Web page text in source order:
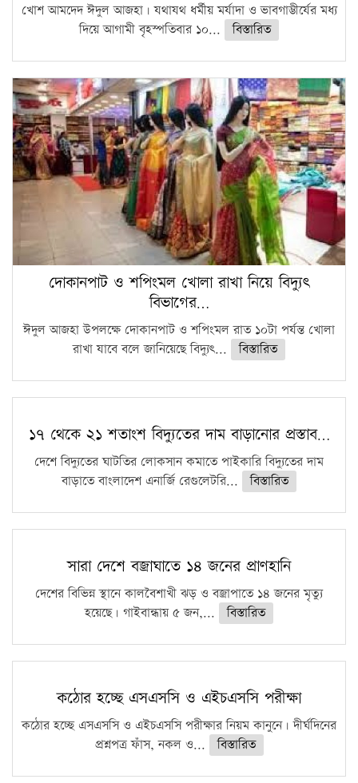
খোশ আমদেদ ঈদুল আজহা। যথাযথ ধর্মীয় মর্যাদা ও ভাবগাম্ভীর্যের মধ্য
দিয়ে আগামী বৃহস্পতিবার ১০...
বিস্তারিত
দোকানপাট ও শপিংমল খোলা রাখা নিয়ে বিদ্যুৎ
বিভাগের…
ঈদুল আজহা উপলক্ষে দোকানপাট ও শপিংমল রাত ১০টা পর্যন্ত খোলা
রাখা যাবে বলে জানিয়েছে বিদ্যুৎ...
বিস্তারিত
১৭ থেকে ২১ শতাংশ বিদ্যুতের দাম বাড়ানোর প্রস্তাব…
দেশে বিদ্যুতের ঘাটতির লোকসান কমাতে পাইকারি বিদ্যুতের দাম
বাড়াতে বাংলাদেশ এনার্জি রেগুলেটরি...
বিস্তারিত
সারা দেশে বজ্রাঘাতে ১৪ জনের প্রাণহানি
দেশের বিভিন্ন স্থানে কালবৈশাখী ঝড় ও বজ্রাপাতে ১৪ জনের মৃত্যু
হয়েছে। গাইবান্ধায় ৫ জন,...
বিস্তারিত
কঠোর হচ্ছে এসএসসি ও এইচএসসি পরীক্ষা
কঠোর হচ্ছে এসএসসি ও এইচএসসি পরীক্ষার নিয়ম কানুনে। দীর্ঘদিনের
প্রশ্নপত্র ফাঁস, নকল ও...
বিস্তারিত